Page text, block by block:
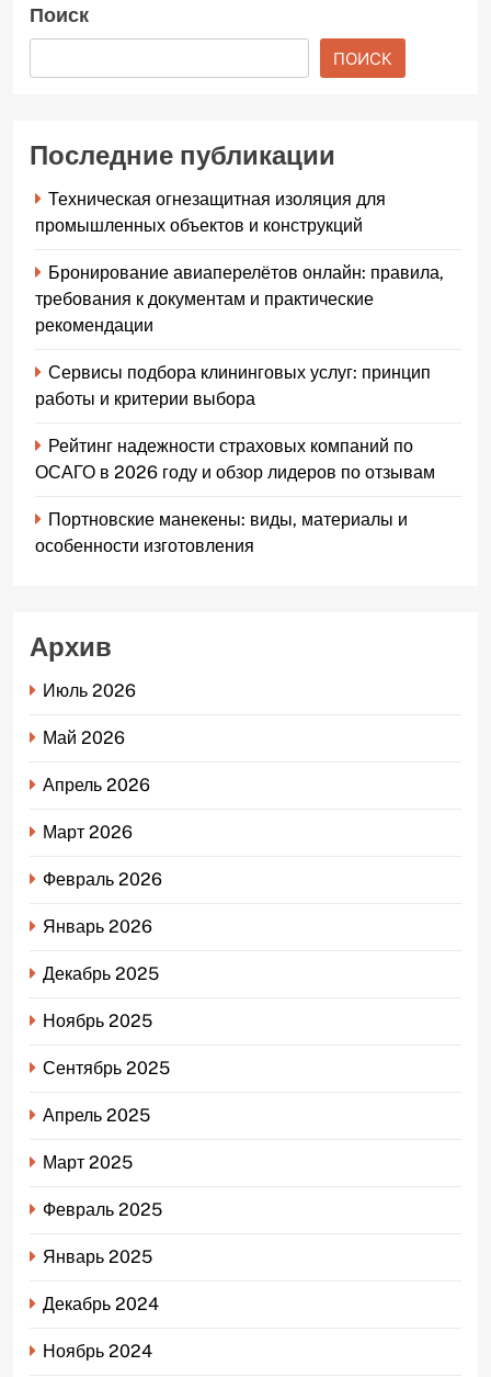
Поиск
ПОИСК
Последние публикации
Техническая огнезащитная изоляция для
промышленных объектов и конструкций
Бронирование авиаперелётов онлайн: правила,
требования к документам и практические
рекомендации
Сервисы подбора клининговых услуг: принцип
работы и критерии выбора
Рейтинг надежности страховых компаний по
ОСАГО в 2026 году и обзор лидеров по отзывам
Портновские манекены: виды, материалы и
особенности изготовления
Архив
Июль 2026
Май 2026
Апрель 2026
Март 2026
Февраль 2026
Январь 2026
Декабрь 2025
Ноябрь 2025
Сентябрь 2025
Апрель 2025
Март 2025
Февраль 2025
Январь 2025
Декабрь 2024
Ноябрь 2024